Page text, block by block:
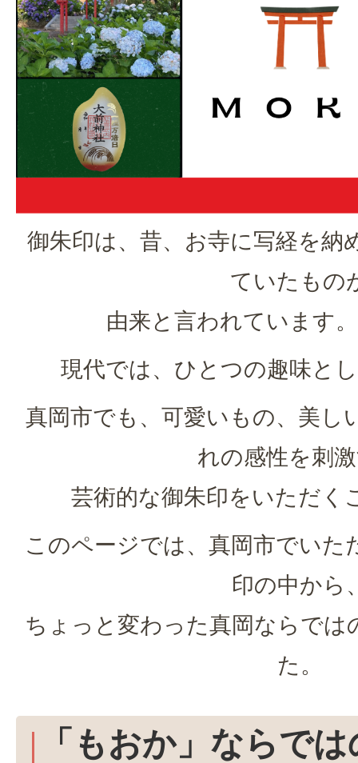
御朱印は、昔、お寺に写経を納
ていたもの
由来と言われています
現代では、ひとつの趣味と
真岡市でも、可愛いもの、美し
れの感性を刺
芸術的な御朱印をいただく
このページでは、真岡市でいた
印の中から
ちょっと変わった真岡ならでは
た。
「もおか」ならで